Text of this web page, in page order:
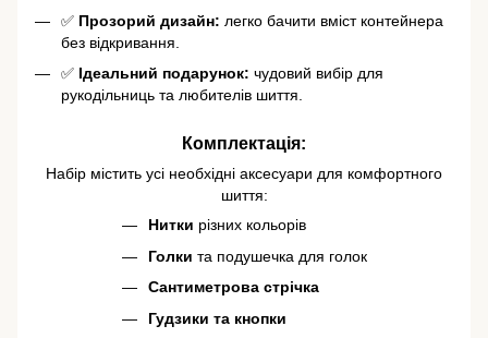
✅ Прозорий дизайн: легко бачити вміст контейнера
без відкривання.
✅ Ідеальний подарунок: чудовий вибір для
рукодільниць та любителів шиття.
Комплектація:
Набір містить усі необхідні аксесуари для комфортного
шиття:
Нитки різних кольорів
Голки та подушечка для голок
Сантиметрова стрічка
Гудзики та кнопки